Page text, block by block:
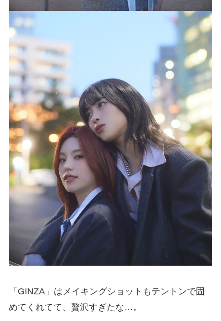
「GINZA」はメイキングショットもテントンで固
めてくれてて、贅沢すぎたな…。